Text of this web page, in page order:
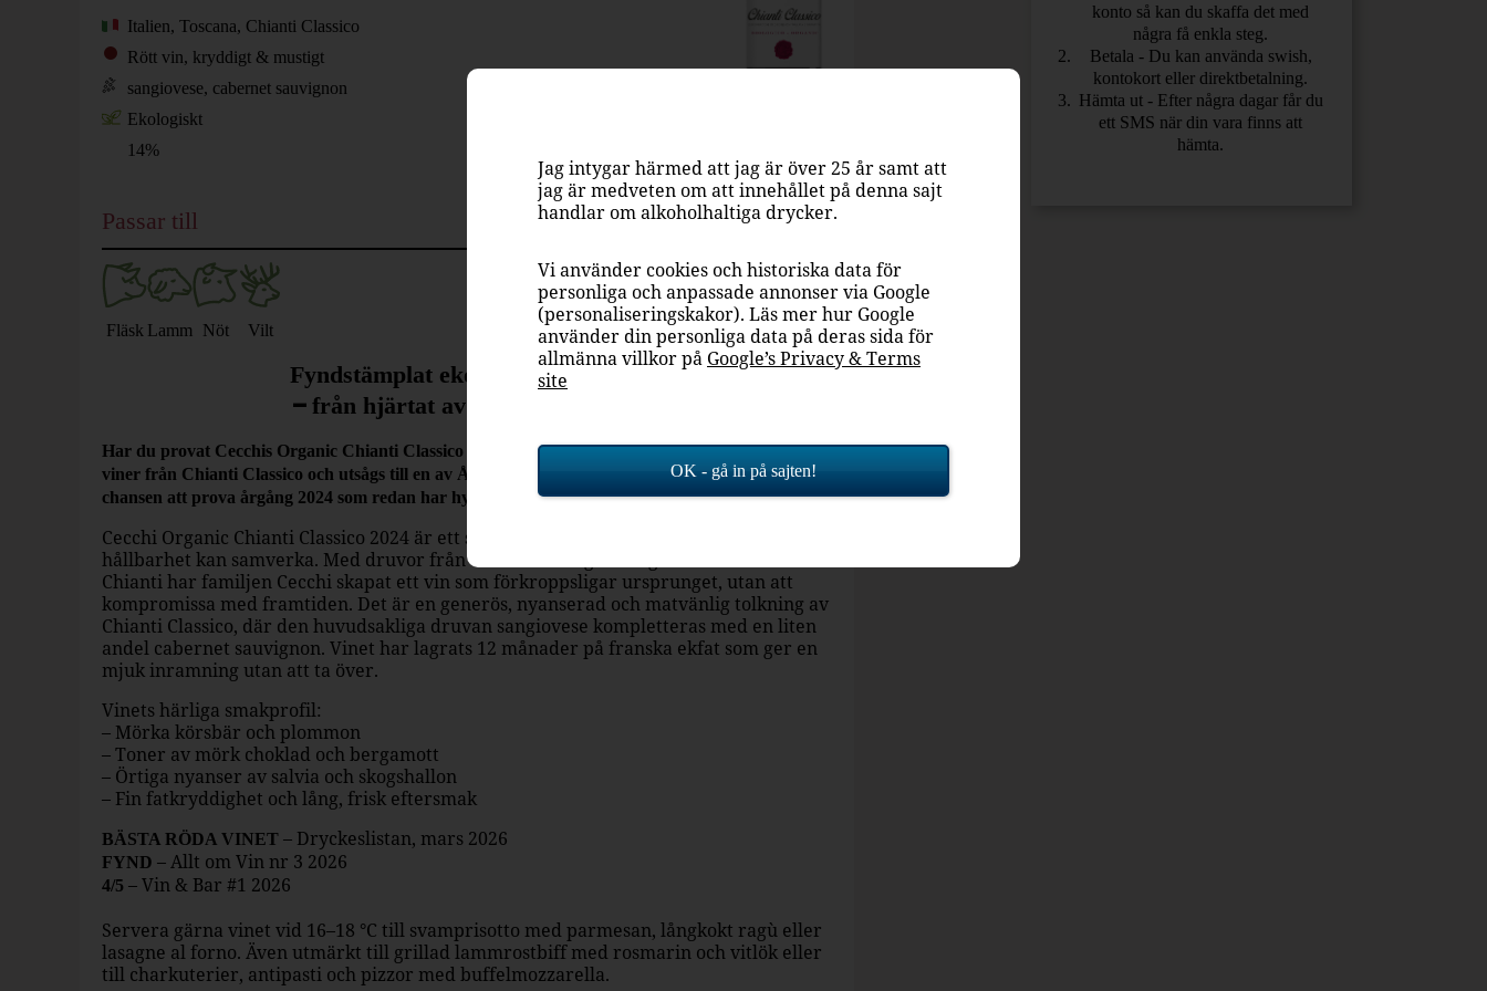
Italien, Toscana, Chianti Classico
Rött vin, kryddigt & mustigt
sangiovese, cabernet sauvignon
Ekologiskt
14%
Passar till
Fläsk Lamm Nöt Vilt
Fyndstämplat ekologiskt hantverk
– från hjärtat av Chianti Classico
Har du provat Cecchis Organic Chianti Classico som både vann blindprovningen bland 27 andra
viner från Chianti Classico och utsågs till en av Årets röda nyheter av Allt om Vin? Nu har du
chansen att prova årgång 2024 som redan har hyllats av svenska vinkritiker.
Cecchi Organic Chianti Classico 2024 är ett skolboksexempel på hur tradition och
hållbarhet kan samverka. Med druvor från en liten ekologisk vingård i Castellina i
Chianti har familjen Cecchi skapat ett vin som förkroppsligar ursprunget, utan att
kompromissa med framtiden. Det är en generös, nyanserad och matvänlig tolkning av
Chianti Classico, där den huvudsakliga druvan sangiovese kompletteras med en liten
andel cabernet sauvignon. Vinet har lagrats 12 månader på franska ekfat som ger en
mjuk inramning utan att ta över.
Vinets härliga smakprofil:
– Mörka körsbär och plommon
– Toner av mörk choklad och bergamott
– Örtiga nyanser av salvia och skogshallon
– Fin fatkryddighet och lång, frisk eftersmak
BÄSTA RÖDA VINET – Dryckeslistan, mars 2026
FYND – Allt om Vin nr 3 2026
4/5 – Vin & Bar #1 2026
Servera gärna vinet vid 16–18 °C till svamprisotto med parmesan, långkokt ragù eller
lasagne al forno. Även utmärkt till grillad lammrostbiff med rosmarin och vitlök eller
till charkuterier, antipasti och pizzor med buffelmozzarella.
konto så kan du skaffa det med
några få enkla steg.
Betala - Du kan använda swish,
kontokort eller direktbetalning.
Hämta ut - Efter några dagar får du
ett SMS när din vara finns att
hämta.
Jag intygar härmed att jag är över 25 år samt att
jag är medveten om att innehållet på denna sajt
handlar om alkoholhaltiga drycker.
Vi använder cookies och historiska data för
personliga och anpassade annonser via Google
(personaliseringskakor). Läs mer hur Google
använder din personliga data på deras sida för
allmänna villkor på Google’s Privacy & Terms
site
OK - gå in på sajten!